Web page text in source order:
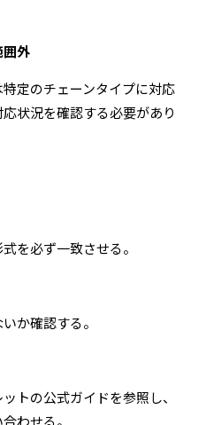
囲外
定のチェーンタイプに対応
状況を確認する必要があり
を必ず一致させる。
か確認する。
トの公式ガイドを参照し、
わせる。